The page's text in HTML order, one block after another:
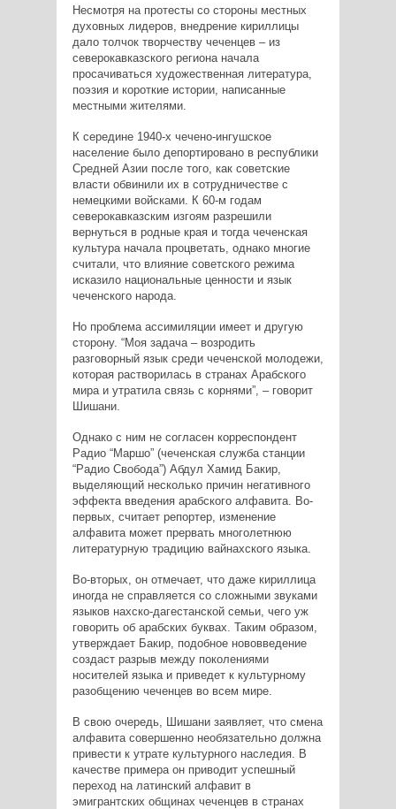
Несмотря на протесты со стороны местных
духовных лидеров, внедрение кириллицы
дало толчок творчеству чеченцев – из
северокавказского региона начала
просачиваться художественная литература,
поэзия и короткие истории, написанные
местными жителями.
К середине 1940-х чечено-ингушское
население было депортировано в республики
Средней Азии после того, как советские
власти обвинили их в сотрудничестве с
немецкими войсками. К 60-м годам
северокавказским изгоям разрешили
вернуться в родные края и тогда чеченская
культура начала процветать, однако многие
считали, что влияние советского режима
исказило национальные ценности и язык
чеченского народа.
Но проблема ассимиляции имеет и другую
сторону. “Моя задача – возродить
разговорный язык среди чеченской молодежи,
которая растворилась в странах Арабского
мира и утратила связь с корнями”, – говорит
Шишани.
Однако с ним не согласен корреспондент
Радио “Маршо” (чеченская служба станции
“Радио Свобода”) Абдул Хамид Бакир,
выделяющий несколько причин негативного
эффекта введения арабского алфавита. Во-
первых, считает репортер, изменение
алфавита может прервать многолетнюю
литературную традицию вайнахского языка.
Во-вторых, он отмечает, что даже кириллица
иногда не справляется со сложными звуками
языков нахско-дагестанской семьи, чего уж
говорить об арабских буквах. Таким образом,
утверждает Бакир, подобное нововведение
создаст разрыв между поколениями
носителей языка и приведет к культурному
разобщению чеченцев во всем мире.
В свою очередь, Шишани заявляет, что смена
алфавита совершенно необязательно должна
привести к утрате культурного наследия. В
качестве примера он приводит успешный
переход на латинский алфавит в
эмигрантских общинах чеченцев в странах